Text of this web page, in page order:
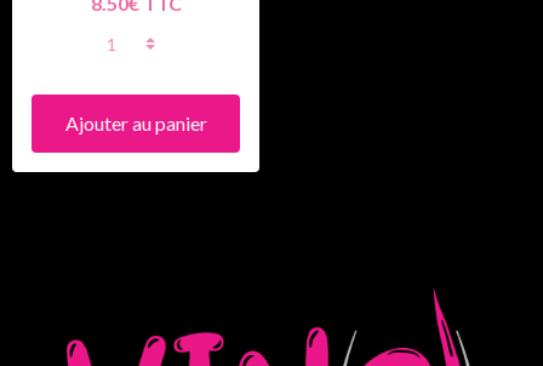
Ajouter au panier